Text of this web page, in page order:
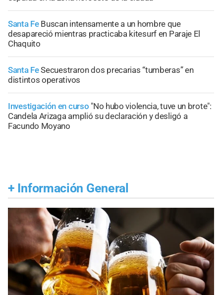
Santa Fe Buscan intensamente a un hombre que
desapareció mientras practicaba kitesurf en Paraje El
Chaquito
Santa FeSecuestraron dos precarias “tumberas” en
distintos operativos
Investigación en curso "No hubo violencia, tuve un brote":
Candela Arizaga amplió su declaración y desligó a
Facundo Moyano
+ Información General